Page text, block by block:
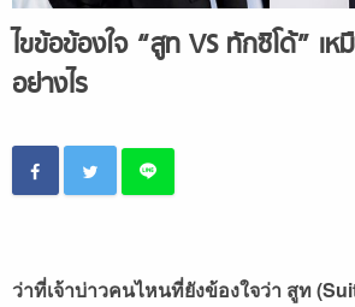
ไขข้อข้องใจ “สูท VS ทักซิโด้” เ
อย่างไร
ว่าที่เจ้าบ่าวคนไหนที่ยังข้องใจว่า สูท